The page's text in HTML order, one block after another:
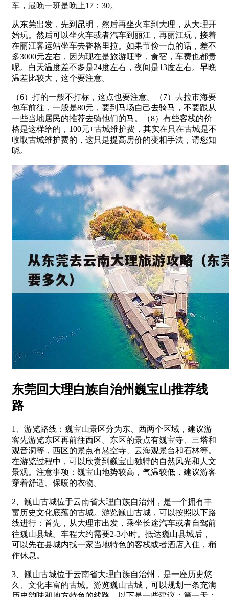
车，最晚一班是晚上17：30。
从东莞出发，先到昆明，然后再坐火车到大理，从大理开
始玩。然后可以坐火车或者汽车到丽江，再丽江玩，接着
在丽江客运站坐车去香格里拉。如果节俭一点的话，差不
多3000元左右，因为现在是旅游旺季，食宿，车费也都贵
呢。白天温度差不多是24度左右，夜间是13度左右。早晚
温差比较大，这个要注意。
（6）打的一般不打标，这点也要注意。（7）去拉市海要
包车前往，一般是80元，要到马场自己去骑马，不要跟从
一些当地居民的推荐去骑他们的马。（8）有些客栈的价
格是这样给的，100元+古城维护费，其实在只在古城是不
收取古城维护费的，这只是提高房价的变相手法，请您知
晓。
东莞回大理白族自治州巍宝山推荐线
路
1、游览路线：巍宝山景区分为东、西两个区域，建议游
客先游览东区再前往西区。东区的景点有巍宝寺、三塔和
观音洞等，西区的景点有悬空寺、云海观景台和石林等。
在游览过程中，可以欣赏到巍宝山独特的自然风光和人文
景观。注意事项：巍宝山地势较高，气温较低，建议游客
穿着舒适、保暖的衣物。
2、巍山古城位于云南省大理白族自治州，是一个拥有丰
富历史文化底蕴的古城。游览巍山古城，可以按照以下路
线进行：首先，从大理市出发，乘坐长途汽车或者自驾前
往巍山县城。车程大约需要2-3小时。抵达巍山县城后，
可以先在县城内找一家当地特色的客栈或者酒店入住，稍
作休息。
3、巍山古城位于云南省大理白族自治州，是一座历史悠
久、文化丰富的古城。游览巍山古城，可以规划一条充满